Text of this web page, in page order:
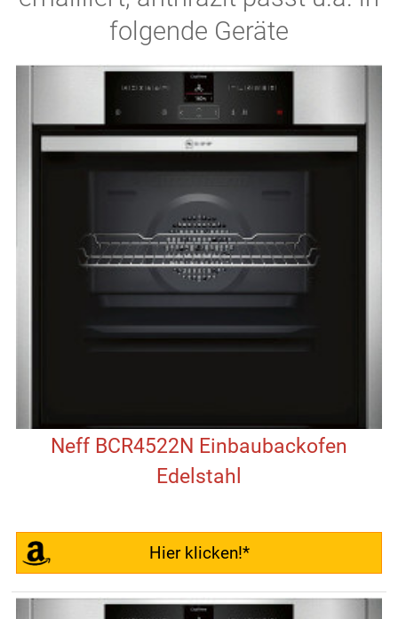
folgende Geräte
Neff BCR4522N Einbaubackofen
Edelstahl
Hier klicken!*